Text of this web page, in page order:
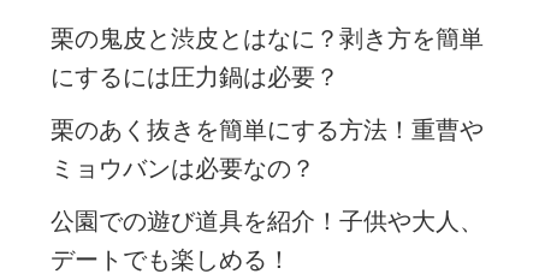
栗の鬼皮と渋皮とはなに？剥き方を簡単
にするには圧力鍋は必要？
栗のあく抜きを簡単にする方法！重曹や
ミョウバンは必要なの？
公園での遊び道具を紹介！子供や大人、
デートでも楽しめる！